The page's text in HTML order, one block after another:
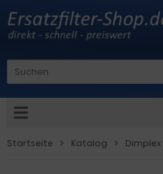
Startseite Katalog Dimplex